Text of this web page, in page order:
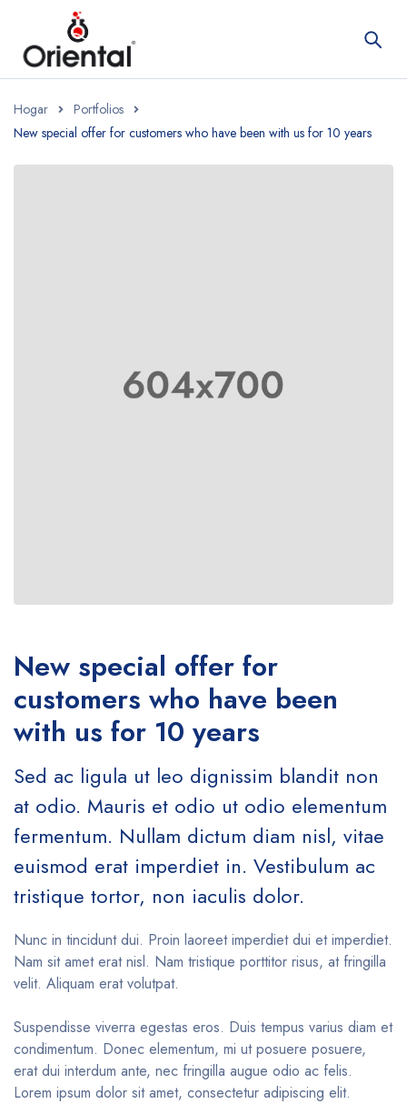
Hogar
Portfolios
New special offer for customers who have been with us for 10 years
New special offer for
customers who have been
with us for 10 years
Sed ac ligula ut leo dignissim blandit non
at odio. Mauris et odio ut odio elementum
fermentum. Nullam dictum diam nisl, vitae
euismod erat imperdiet in. Vestibulum ac
tristique tortor, non iaculis dolor.
Nunc in tincidunt dui. Proin laoreet imperdiet dui et imperdiet.
Nam sit amet erat nisl. Nam tristique porttitor risus, at fringilla
velit. Aliquam erat volutpat.
Suspendisse viverra egestas eros. Duis tempus varius diam et
condimentum. Donec elementum, mi ut posuere posuere,
erat dui interdum ante, nec fringilla augue odio ac felis.
Lorem ipsum dolor sit amet, consectetur adipiscing elit.